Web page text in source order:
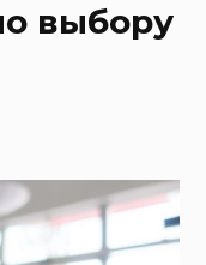
выбору